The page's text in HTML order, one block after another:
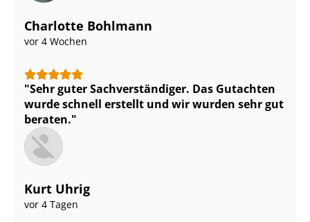
Charlotte Bohlmann
vor 4 Wochen
Sehr guter Sach­ver­stän­di­ger. Das Gutachten
wurde schnell erstellt und wir wurden sehr gut
beraten.
Kurt Uhrig
vor 4 Tagen